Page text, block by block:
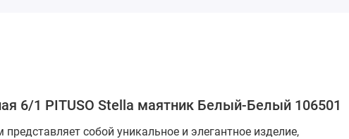
6/1 PITUSO Stella маятник Белый-Белый 106501
собой уникальное и элегантное изделие,